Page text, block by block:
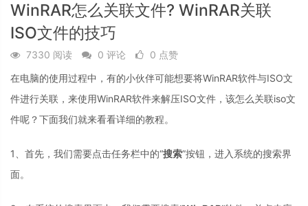
WinRAR怎么关联文件? WinRAR关联
ISO文件的技巧
7330 阅读 0 评论
0 点赞
在电脑的使用过程中，有的小伙伴可能想要将WinRAR软件与ISO文
件进行关联，来使用WinRAR软件来解压ISO文件，该怎么关联iso文
件呢？下面我们就来看看详细的教程。
1、首先，我们需要点击任务栏中的“搜索”按钮，进入系统的搜索界
面。